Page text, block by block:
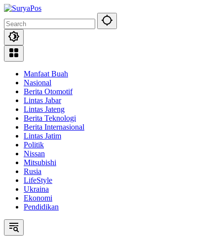
Skip
content
Manfaat Buah
Nasional
Berita Otomotif
Lintas Jabar
Lintas Jateng
Berita Teknologi
Berita Internasional
Lintas Jatim
Politik
Nissan
Mitsubishi
Rusia
LifeStyle
Ukraina
Ekonomi
Pendidikan